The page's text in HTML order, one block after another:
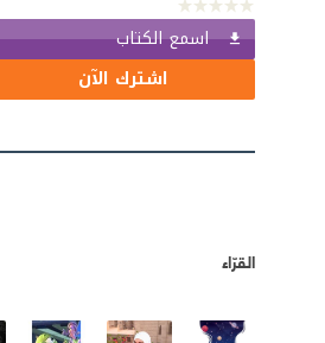
اسمع الكتاب
اشترك الآن
القرّاء